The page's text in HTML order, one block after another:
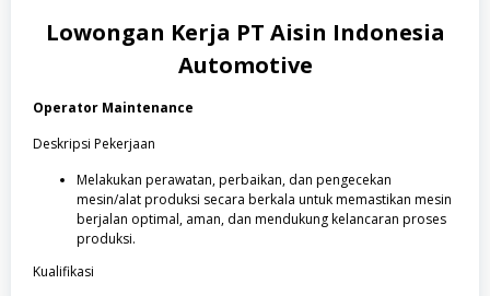
Lowongan Kerja PT Aisin Indonesia
Automotive
Operator Maintenance
Deskripsi Pekerjaan
Melakukan perawatan, perbaikan, dan pengecekan
mesin/alat produksi secara berkala untuk memastikan mesin
berjalan optimal, aman, dan mendukung kelancaran proses
produksi.
Kualifikasi